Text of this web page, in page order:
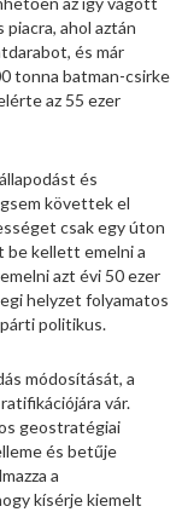
ahol aztán
és már
tonna batman-csirke
az 55 ezer
és
követtek el
csak egy úton
kellett emelni a
azt évi 50 ezer
helyzet folyamatos
politikus.
módosítását, a
vár.
geostratégiai
és betűje
a
kísérje kiemelt